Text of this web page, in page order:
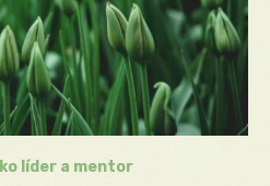
líder a mentor